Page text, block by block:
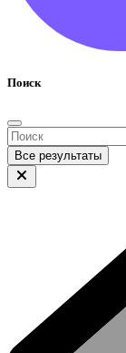
Поиск
Все результаты